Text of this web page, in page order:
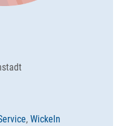
, Wickeln